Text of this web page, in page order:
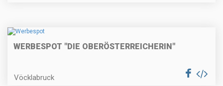
WERBESPOT "DIE OBERÖSTERREICHERIN"
Vöcklabruck